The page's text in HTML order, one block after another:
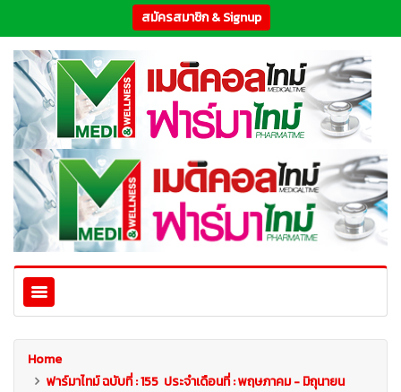
สมัครสมาชิก & Signup
Home
ฟาร์มาไทม์ ฉบับที่ : 155 ประจำเดือนที่ : พฤษภาคม - มิถุนายน